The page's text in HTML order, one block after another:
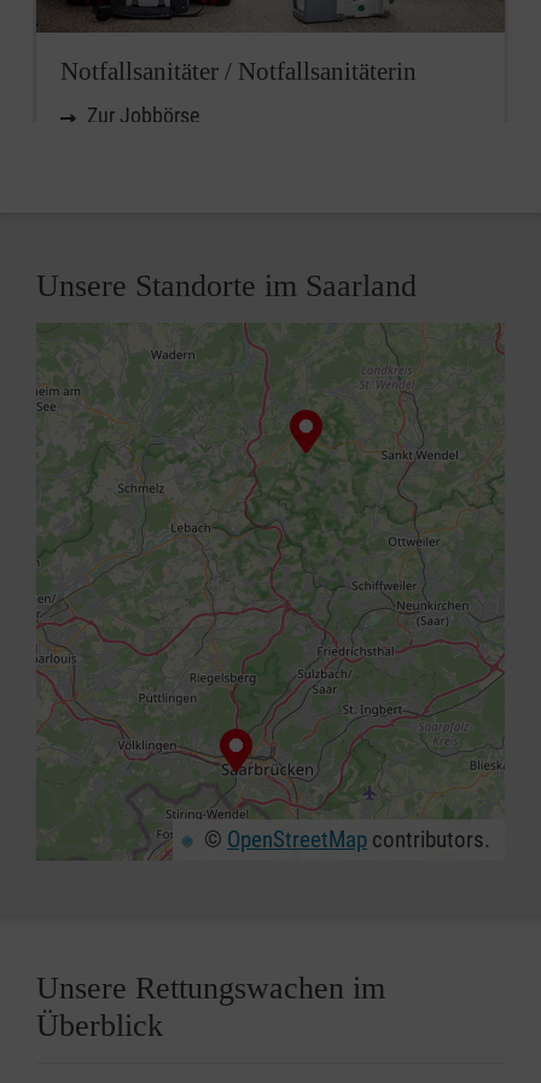
Notfallsanitäter / Notfallsanitäterin
Zur Jobbörse
Unsere Standorte im Saarland
© OpenStreetMap contributors.
Unsere Rettungswachen im
Überblick